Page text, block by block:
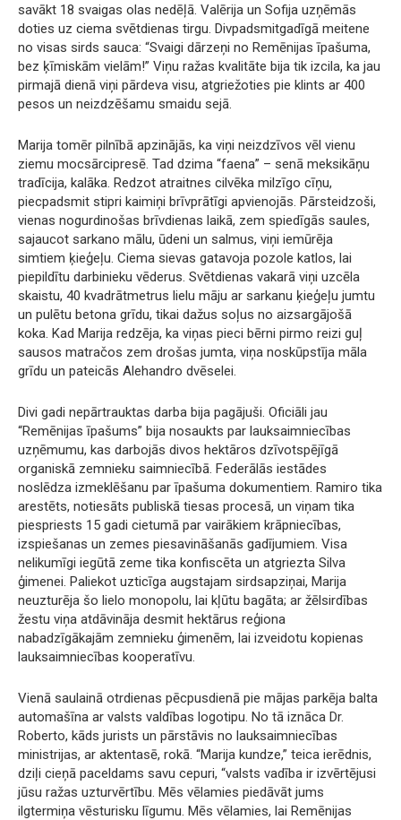
savākt 18 svaigas olas nedēļā. Valērija un Sofija uzņēmās
doties uz ciema svētdienas tirgu. Divpadsmitgadīgā meitene
no visas sirds sauca: “Svaigi dārzeņi no Remēnijas īpašuma,
bez ķīmiskām vielām!” Viņu ražas kvalitāte bija tik izcila, ka jau
pirmajā dienā viņi pārdeva visu, atgriežoties pie klints ar 400
pesos un neizdzēšamu smaidu sejā.
Marija tomēr pilnībā apzinājās, ka viņi neizdzīvos vēl vienu
ziemu mocsārcipresē. Tad dzima “faena” – senā meksikāņu
tradīcija, kalāka. Redzot atraitnes cilvēka milzīgo cīņu,
piecpadsmit stipri kaimiņi brīvprātīgi apvienojās. Pārsteidzoši,
vienas nogurdinošas brīvdienas laikā, zem spiedīgās saules,
sajaucot sarkano mālu, ūdeni un salmus, viņi iemūrēja
simtiem ķieģeļu. Ciema sievas gatavoja pozole katlos, lai
piepildītu darbinieku vēderus. Svētdienas vakarā viņi uzcēla
skaistu, 40 kvadrātmetrus lielu māju ar sarkanu ķieģeļu jumtu
un pulētu betona grīdu, tikai dažus soļus no aizsargājošā
koka. Kad Marija redzēja, ka viņas pieci bērni pirmo reizi guļ
sausos matračos zem drošas jumta, viņa noskūpstīja māla
grīdu un pateicās Alehandro dvēselei.
Divi gadi nepārtrauktas darba bija pagājuši. Oficiāli jau
“Remēnijas īpašums” bija nosaukts par lauksaimniecības
uzņēmumu, kas darbojās divos hektāros dzīvotspējīgā
organiskā zemnieku saimniecībā. Federālās iestādes
noslēdza izmeklēšanu par īpašuma dokumentiem. Ramiro tika
arestēts, notiesāts publiskā tiesas procesā, un viņam tika
piespriests 15 gadi cietumā par vairākiem krāpniecības,
izspiešanas un zemes piesavināšanās gadījumiem. Visa
nelikumīgi iegūtā zeme tika konfiscēta un atgriezta Silva
ģimenei. Paliekot uzticīga augstajam sirdsapziņai, Marija
neuzturēja šo lielo monopolu, lai kļūtu bagāta; ar žēlsirdības
žestu viņa atdāvināja desmit hektārus reģiona
nabadzīgākajām zemnieku ģimenēm, lai izveidotu kopienas
lauksaimniecības kooperatīvu.
Vienā saulainā otrdienas pēcpusdienā pie mājas parkēja balta
automašīna ar valsts valdības logotipu. No tā iznāca Dr.
Roberto, kāds jurists un pārstāvis no lauksaimniecības
ministrijas, ar aktentasē, rokā. “Marija kundze,” teica ierēdnis,
dziļi cieņā paceldams savu cepuri, “valsts vadība ir izvērtējusi
jūsu ražas uzturvērtību. Mēs vēlamies piedāvāt jums
ilgtermiņa vēsturisku līgumu. Mēs vēlamies, lai Remēnijas